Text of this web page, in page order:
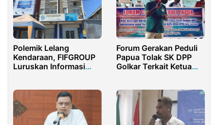
Polemik Lelang
Kendaraan, FIFGROUP
Luruskan Informasi
Forum Gerakan Peduli
Papua Tolak SK DPP
Golkar Terkait Ketua